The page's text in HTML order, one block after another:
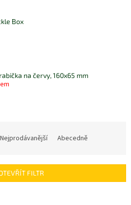
Box
na červy, 160x65 mm
Nejprodávanější Abecedně
FILTR